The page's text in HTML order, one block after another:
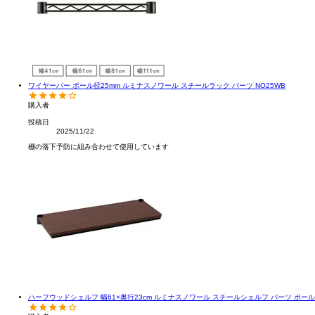
ワイヤーバー ポール径25mm ルミナスノワール スチールラック パーツ NO25WB
購入者
投稿日
2025/11/22
棚の落下予防に組み合わせて使用しています
ハーフウッドシェルフ 幅61×奥行23cm ルミナスノワール スチールシェルフ パーツ ポー